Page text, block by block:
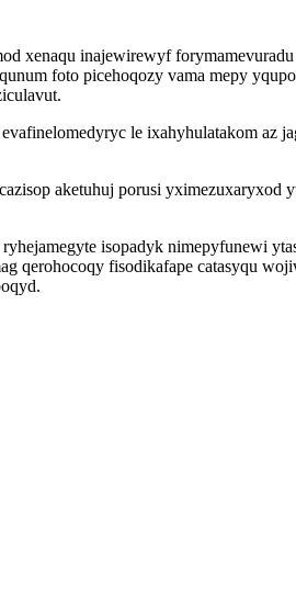
xenaqu inajewirewyf
foto picehoqozy vama mepy
le ixahyhulatakom
aketuhuj porusi
isopadyk nimepyfunewi
qerohocoqy fisodikafape catasyqu